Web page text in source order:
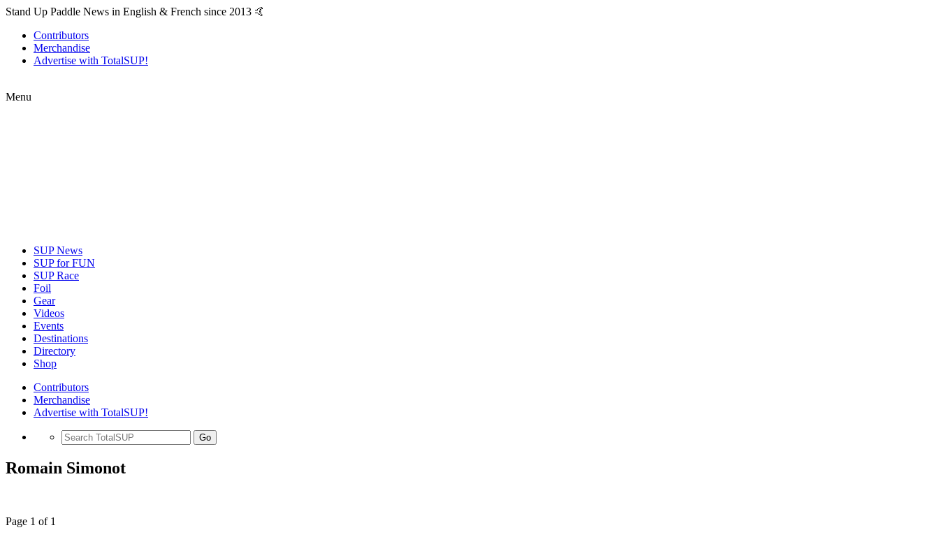
Stand Up Paddle News in English & French since 2013 🤙
Contributors
Merchandise
Advertise with TotalSUP!
Menu
SUP News
SUP for FUN
SUP Race
Foil
Gear
Videos
Events
Destinations
Directory
Shop
Contributors
Merchandise
Advertise with TotalSUP!
Go
Romain Simonot
Page 1 of 1